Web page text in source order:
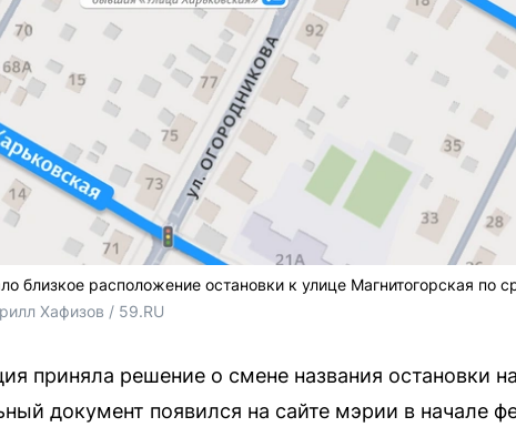
близкое расположение остановки к улице Магнитогорская по
Хафизов / 59.RU
приняла решение о смене названия остановки
документ появился на сайте мэрии в начале